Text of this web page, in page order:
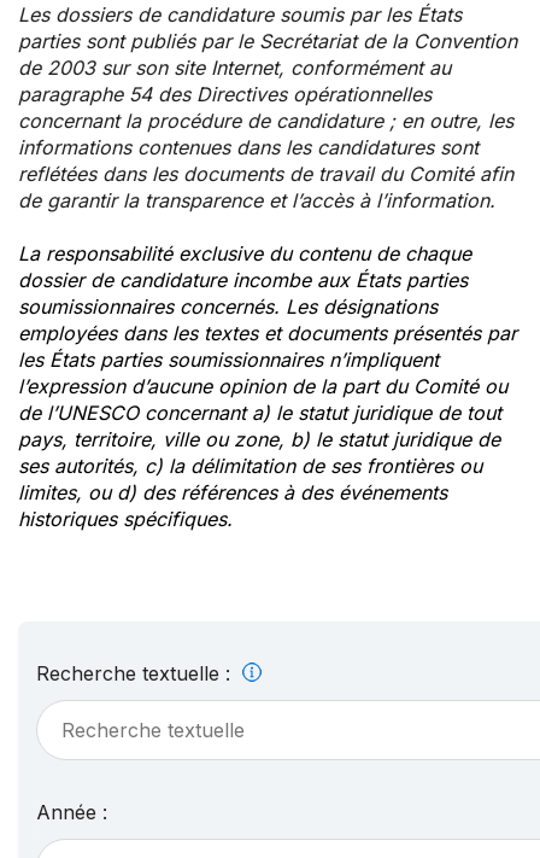
Les dossiers de candidature soumis par les États
parties sont publiés par le Secrétariat de la Convention
de 2003 sur son site Internet, conformément au
paragraphe 54 des Directives opérationnelles
concernant la procédure de candidature ; en outre, les
informations contenues dans les candidatures sont
reflétées dans les documents de travail du Comité afin
de garantir la transparence et l’accès à l’information.
La responsabilité exclusive du contenu de chaque
dossier de candidature incombe aux États parties
soumissionnaires concernés. Les désignations
employées dans les textes et documents présentés par
les États parties soumissionnaires n’impliquent
l’expression d’aucune opinion de la part du Comité ou
de l’UNESCO concernant a) le statut juridique de tout
pays, territoire, ville ou zone, b) le statut juridique de
ses autorités, c) la délimitation de ses frontières ou
limites, ou d) des références à des événements
historiques spécifiques.
Recherche textuelle :
Année :